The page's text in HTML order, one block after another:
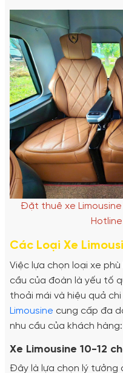
Đặt thuê xe
Các Loại Xe
Việc lựa chọn loại xe
cầu của đoàn là yếu tố
thoải mái và hiệu quả chi
Limousine cung cấp đa
nhu cầu của khách hàng:
Xe Limousine 10-12
Đây là lựa chọn lý tưởng